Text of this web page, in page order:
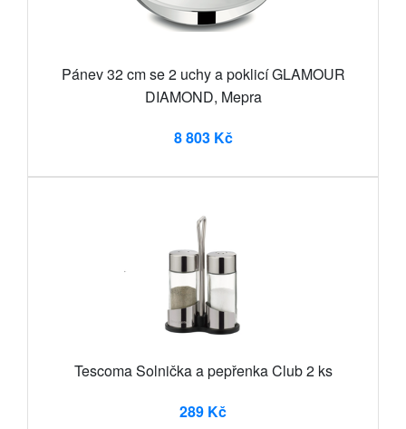
Pánev 32 cm se 2 uchy a poklicí GLAMOUR
DIAMOND, Mepra
8 803 Kč
Tescoma Solnička a pepřenka Club 2 ks
289 Kč